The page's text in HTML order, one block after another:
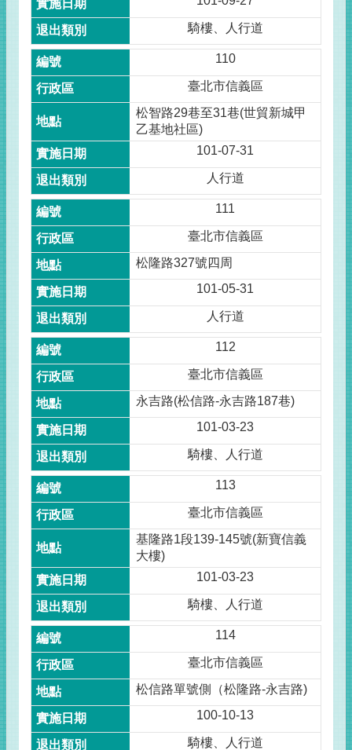
騎樓、人行道
110
臺北市信義區
松智路29巷至31巷(世貿新城甲
乙基地社區)
101-07-31
人行道
111
臺北市信義區
松隆路327號四周
101-05-31
人行道
112
臺北市信義區
永吉路(松信路-永吉路187巷)
101-03-23
騎樓、人行道
113
臺北市信義區
基隆路1段139-145號(新寶信義
大樓)
101-03-23
騎樓、人行道
114
臺北市信義區
松信路單號側（松隆路-永吉路)
100-10-13
騎樓、人行道